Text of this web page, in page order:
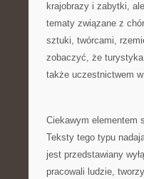
krajobrazy i zabytki,
tematy związane z
sztuki, twórcami,
zobaczyć, że
także uczestnictwem
Ciekawym elementem
Teksty tego typu
jest przedstawiany
pracowali ludzie,